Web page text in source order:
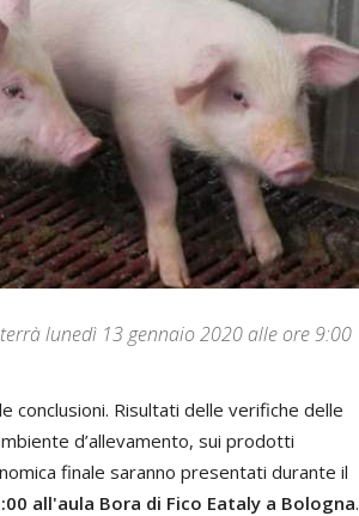
lunedì 13 gennaio 2020 alle ore 9:00
conclusioni. Risultati delle verifiche delle
d’allevamento, sui prodotti
finale saranno presentati durante il
all'aula Bora di Fico Eataly a Bologna.